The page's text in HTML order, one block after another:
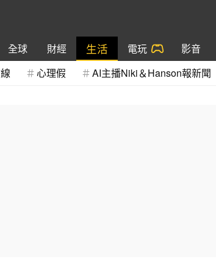
全球 財經 生活 電玩 影音
心理假 AI主播Niki＆Hanson報新聞